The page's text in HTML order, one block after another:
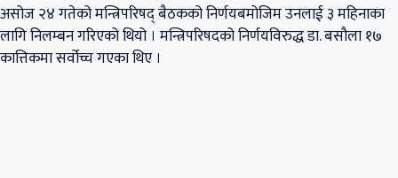
असोज २४ गतेको मन्त्रिपरिषद् बैठकको निर्णयबमोजिम उनलाई ३ महिनाका
लागि निलम्बन गरिएको थियो । मन्त्रिपरिषदको निर्णयविरुद्ध डा. बसौला १७
कात्तिकमा सर्वोच्च गएका थिए ।